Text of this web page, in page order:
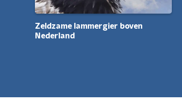
Zeldzame lammergier boven
Nederland